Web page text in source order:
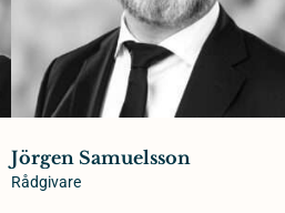
Jörgen Samuelsson
Rådgivare